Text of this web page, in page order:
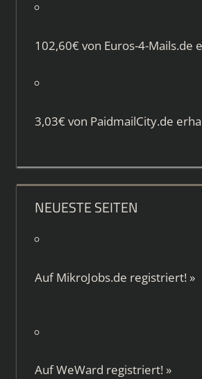
102,60€ von Euros-4-Mails.de
3,03€ von PaidmailCity.de
NEUESTE SEITEN
AufMikroJobs.de registriert! »
AufWeWard registriert! »